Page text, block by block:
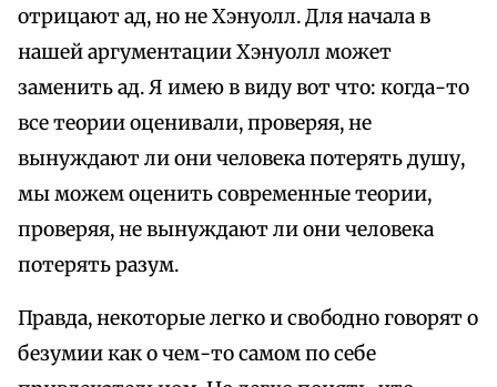
отрицают ад, но не Хэнуолл. Для начала в
нашей аргументации Хэнуолл может
заменить ад. Я имею в виду вот что: когда-то
все теории оценивали, проверяя, не
вынуждают ли они человека потерять душу,
мы можем оценить современные теории,
проверяя, не вынуждают ли они человека
потерять разум.
Правда, некоторые легко и свободно говорят о
безумии как о чем-то самом по себе